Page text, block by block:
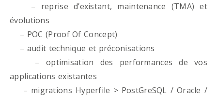
– reprise d’existant, maintenance (TMA) et
évolutions
– POC (Proof Of Concept)
– audit technique et préconisations
– optimisation des performances de vos
applications existantes
– migrations Hyperfile > PostGreSQL / Oracle /